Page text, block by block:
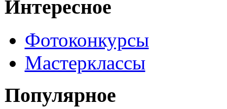
Интересное
Фотоконкурсы
Мастерклассы
Популярное